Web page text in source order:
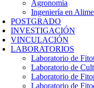
Agronomía
Ingeniería en
POSTGRADO
INVESTIGACIÓN
VINCULACIÓN
LABORATORIOS
Laboratorio de
Laboratorio de
Laboratorio de
Laboratorio de